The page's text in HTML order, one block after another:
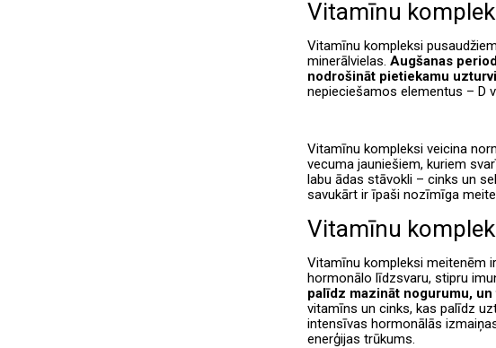
Vitamīnu
Vitamīnu kompleksi
minerālvielas. Augšanas
nodrošināt pietiekamu
nepieciešamos elementus – D
Vitamīnu kompleksi veicina
vecuma jauniešiem, kuriem
labu ādas stāvokli – cinks un
savukārt ir īpaši nozīmīga
Vitamīnu
Vitamīnu kompleksi meitenēm
hormonālo līdzsvaru, stipru
palīdz mazināt nogurumu,
vitamīns un cinks, kas palīdz
intensīvas hormonālās
enerģijas trūkums.